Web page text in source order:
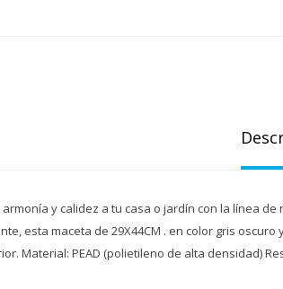
y calidez a tu casa o jardín con la línea
esta maceta de 29X44CM . en color gris
Material: PEAD (polietileno de alta densidad)